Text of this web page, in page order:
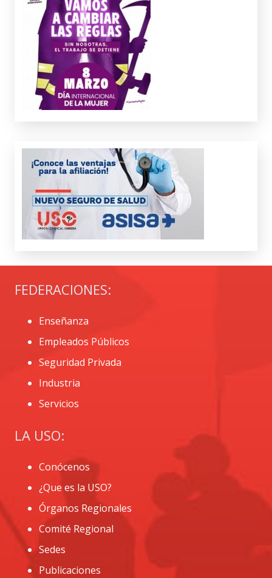
FEDERACIONES:
Enseñanza
Empleados Públicos
Seguridad Privada
Industria
Servicios
LA USO:
Conócenos
¿Que es la USO?
Órganos Regionales
Comité Regional
Sedes
Publicaciones